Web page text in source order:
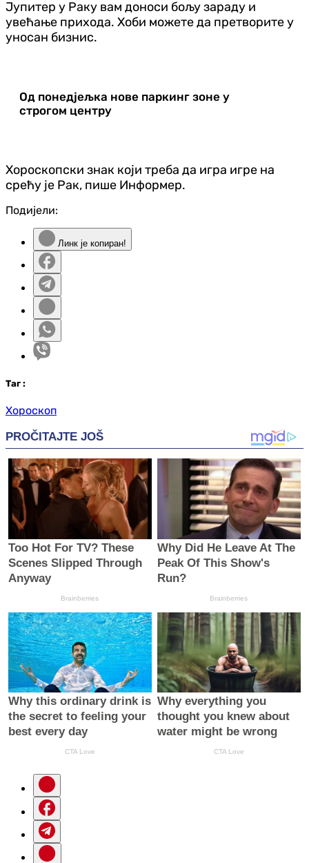
Јупитер у Раку вам доноси бољу зараду и
увећање прихода. Хоби можете да претворите у
уносан бизнис.
Од понедјељка нове паркинг зоне у
строгом центру
Хороскопски знак који треба да игра игре на
срећу је Рак, пише Информер.
Подијели:
Линк је копиран!
Таг :
Хороскоп